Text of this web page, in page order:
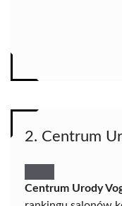
2. Centrum
Centrum Urody